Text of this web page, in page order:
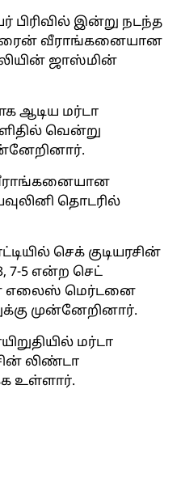
இன்று நடந்த
வீராங்கனையான
ஜாஸ்மின்
ஆடிய மர்டா
வென்று
தொடரில்
செக் குடியரசின்
5 என்ற செட்
எலைஸ் மெர்டனை
முன்னேறினார்.
மர்டா
லிண்டா
உள்ளார்.